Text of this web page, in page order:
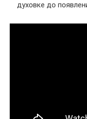
духовке до